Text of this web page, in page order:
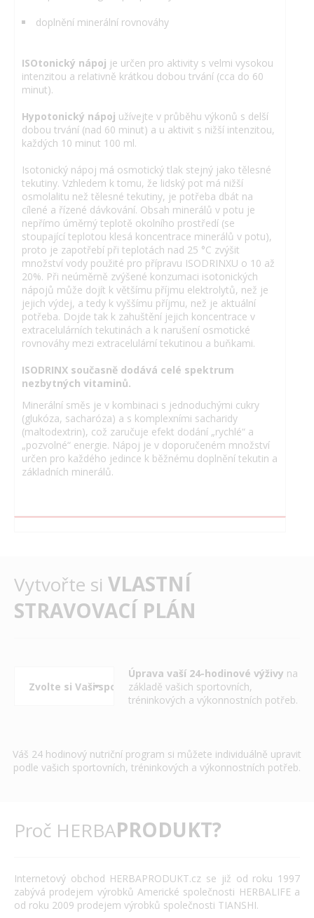
doplnění minerální rovnováhy
ISOtonický nápoj je určen pro aktivity s velmi vysokou
intenzitou a relativně krátkou dobou trvání (cca do 60
minut).
Hypotonický nápoj užívejte v průběhu výkonů s delší
dobou trvání (nad 60 minut) a u aktivit s nižší intenzitou,
každých 10 minut 100 ml.
Isotonický nápoj má osmotický tlak stejný jako tělesné
tekutiny. Vzhledem k tomu, že lidský pot má nižší
osmolalitu než tělesné tekutiny, je potřeba dbát na
cílené a řízené dávkování. Obsah minerálů v potu je
nepřímo úměrný teplotě okolního prostředí (se
stoupající teplotou klesá koncentrace minerálů v potu),
proto je zapotřebí při teplotách nad 25 °C zvýšit
množství vody použité pro přípravu ISODRINXU o 10 až
20%. Při neúměrně zvýšené konzumaci isotonických
nápojů může dojít k většímu příjmu elektrolytů, než je
jejich výdej, a tedy k vyššímu příjmu, než je aktuální
potřeba. Dojde tak k zahuštění jejich koncentrace v
extracelulárních tekutinách a k narušení osmotické
rovnováhy mezi extracelulární tekutinou a buňkami.
ISODRINX současně dodává celé spektrum
nezbytných vitaminů.
Minerální směs je v kombinaci s jednoduchými cukry
(glukóza, sacharóza) a s komplexními sacharidy
(maltodextrin), což zaručuje efekt dodání „rychlé“ a
„pozvolné“ energie. Nápoj je v doporučeném množství
určen pro každého jedince k běžnému doplnění tekutin a
základních minerálů.
Vytvořte si VLASTNÍ
STRAVOVACÍ PLÁN
Úprava vaší 24-hodinové výživy na
základě vašich sportovních,
tréninkových a výkonnostních potřeb.
Váš 24 hodinový nutriční program si můžete individuálně upravit
podle vašich sportovních, tréninkových a výkonnostních potřeb.
Proč HERBAPRODUKT?
Internetový obchod HERBAPRODUKT.cz se již od roku 1997
zabývá prodejem výrobků Americké společnosti HERBALIFE a
od roku 2009 prodejem výrobků společnosti TIANSHI.